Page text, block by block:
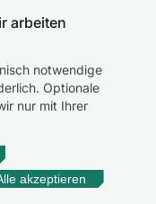
arbeiten
notwendige
Optionale
nur mit Ihrer
akzeptieren